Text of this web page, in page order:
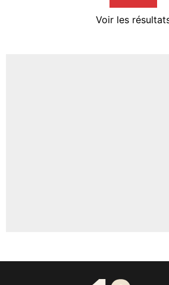
Voir les